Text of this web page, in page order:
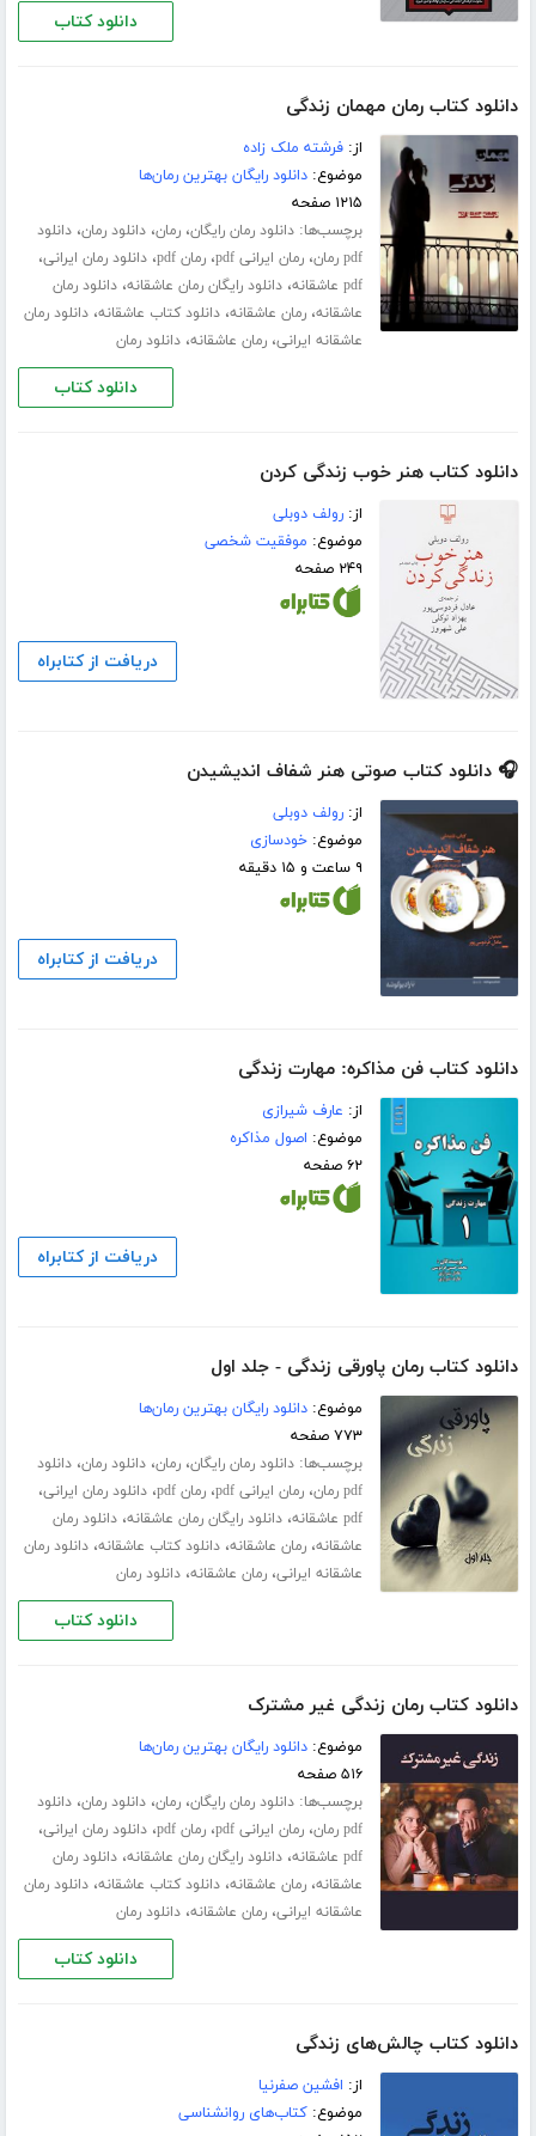
دانلود کتاب
دانلود کتاب رمان مهمان زندگی
از:فرشته ملک زاده
موضوع:دانلود رایگان بهترین رمان‌ها
۱۲۱۵ صفحه
برچسب‌ها:دانلود رمان رایگان،رمان،دانلود رمان،دانلود
pdf رمان
،رمان ایرانی pdf ،رمان pdf ،دانلود رمان ایرانی،
pdf عاشقانه ،دانلود رایگان رمان عاشقانه،دانلود رمان
عاشقانه،رمان عاشقانه،دانلود کتاب عاشقانه،دانلود رمان
عاشقانه ایرانی،رمان عاشقانه،دانلود رمان
دانلود کتاب
دانلود کتاب هنر خوب زندگی کردن
از:رولف دوبلی
موضوع: موفقیت شخصی
۲۴۹ صفحه
دریافت از کتابراه
🎧 دانلود کتاب صوتی هنر شفاف اندیشیدن
از:رولف دوبلی
موضوع:خودسازی
۹ ساعت و ۱۵ دقیقه
دریافت از کتابراه
دانلود کتاب فن مذاکره: مهارت زندگی
از: عارف شیرازی
موضوع: اصول مذاکره
۶۲ صفحه
دریافت از کتابراه
دانلود کتاب رمان پاورقی زندگی - جلد اول
موضوع:دانلود رایگان بهترین رمان‌ها
۷۷۳ صفحه
برچسب‌ها:دانلود رمان رایگان،رمان،دانلود رمان،دانلود
pdf رمان
،رمان ایرانی pdf ،رمان pdf ،دانلود رمان ایرانی،
pdf عاشقانه ،دانلود رایگان رمان عاشقانه،دانلود رمان
عاشقانه،رمان عاشقانه،دانلود کتاب عاشقانه،دانلود رمان
عاشقانه ایرانی،رمان عاشقانه،دانلود رمان
دانلود کتاب
دانلود کتاب رمان زندگی غیر مشترک
موضوع:دانلود رایگان بهترین رمان‌ها
۵۱۶ صفحه
برچسب‌ها:دانلود رمان رایگان،رمان،دانلود رمان،دانلود
pdf رمان
،رمان ایرانی pdf ،رمان pdf ،دانلود رمان ایرانی،
pdf عاشقانه ،دانلود رایگان رمان عاشقانه،دانلود رمان
عاشقانه،رمان عاشقانه،دانلود کتاب عاشقانه،دانلود رمان
عاشقانه ایرانی،رمان عاشقانه،دانلود رمان
دانلود کتاب
دانلود کتاب چالش‌های زندگی
از: افشین صفرنیا
موضوع:کتاب‌های روانشناسی